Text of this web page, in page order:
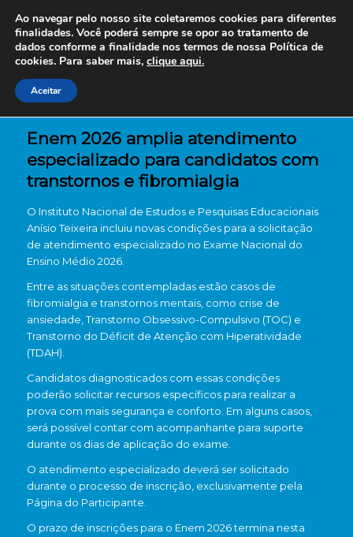
Enem 2026 amplia atendimento
especializado para candidatos com
transtornos e fibromialgia
O Instituto Nacional de Estudos e Pesquisas Educacionais
Anísio Teixeira incluiu novas condições para a solicitação
de atendimento especializado no Exame Nacional do
Ensino Médio 2026.
Entre as situações contempladas estão casos de
fibromialgia e transtornos mentais, como crise de
ansiedade, Transtorno Obsessivo-Compulsivo (TOC) e
Transtorno do Déficit de Atenção com Hiperatividade
(TDAH).
Candidatos diagnosticados com essas condições
poderão solicitar recursos específicos para realizar a
prova com mais segurança e conforto. Em alguns casos,
será possível contar com acompanhante para suporte
durante os dias de aplicação do exame.
O atendimento especializado deverá ser solicitado
durante o processo de inscrição, exclusivamente pela
Página do Participante.
O prazo de inscrições para o Enem 2026 termina nesta
Ao navegar pelo nosso site coletaremos cookies para diferentes
finalidades. Você poderá sempre se opor ao tratamento de
dados conforme a finalidade nos termos de nossa Política de
cookies. Para saber mais, clique aqui.
Aceitar